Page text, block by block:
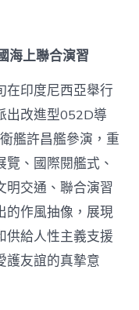
海上聯合演習
印度尼西亞舉行
出改進型052D導
艦許昌艦參演，重
、國際閱艦式、
明交通、聯合演習
的作風抽像，展現
供給人性主義支援
護友誼的真摯意